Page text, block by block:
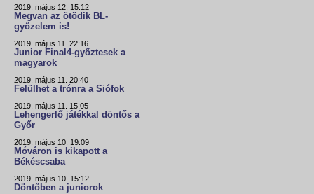
2019. május 12. 15:12
Megvan az ötödik BL-
győzelem is!
2019. május 11. 22:16
Junior Final4-győztesek a
magyarok
2019. május 11. 20:40
Felülhet a trónra a Siófok
2019. május 11. 15:05
Lehengerlő játékkal döntős a
Győr
2019. május 10. 19:09
Móváron is kikapott a
Békéscsaba
2019. május 10. 15:12
Döntőben a juniorok